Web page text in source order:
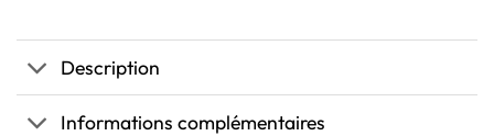
Description
Informations complémentaires